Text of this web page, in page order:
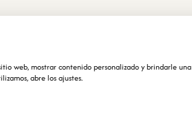
de Venta
web, mostrar contenido personalizado y brindarle una
abre los ajustes.